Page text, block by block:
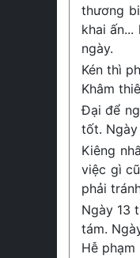
thương
khai
ngày.
Kén thì
Khâm
Đại để
tốt. Ngày
Kiêng
việc gì
phải
Ngày 13
tám.
Hễ